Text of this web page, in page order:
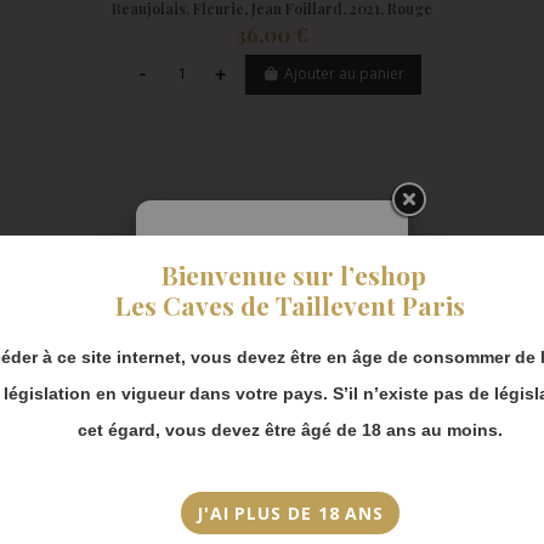
Bienvenue sur l’eshop
Les Caves de Taillevent Paris
à ce site internet, vous devez être en âge de consommer de
législation en vigueur dans votre pays. S’il n’existe pas de
cet égard, vous devez être âgé de 18 ans au moins.
J'AI PLUS DE 18 ANS
Beaujolais, Fleurie, Jean Foillard, 2021, Rouge
36,00 €
Ajouter au panier
fermeture estivale,
vous pouvez
continuer à passer
commande en ligne.
prendre en compte :
Les envois
reprendront à
partir du 31 août.